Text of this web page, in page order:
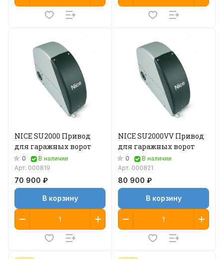
NICE SU2000 Привод
для гаражных ворот
0
В наличии
Арт. 000819
70 900 ₽
В корзину
NICE SU2000VV Привод
для гаражных ворот
0
В наличии
Арт. 000821
80 900 ₽
В корзину